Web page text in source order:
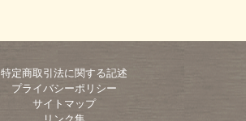
特定商取引法に関する記述
プライバシーポリシー
サイトマップ